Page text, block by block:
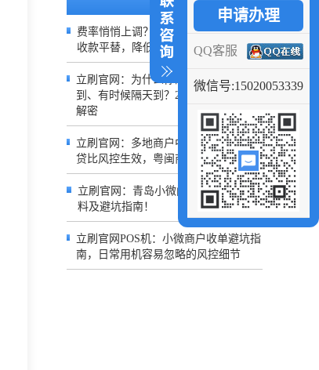
费率悄悄上调？不用继续吃亏，0.38%
收款平替，降低日常经营成本
立刷官网：为什么你的POS有时候秒
到、有时候隔天到？2026到账规则深度
解密
立刷官网：多地商户中招！银盛POS借
贷比风控生效，粤闽商户交易受限
立刷官网：青岛小微门店办理POS机材
料及避坑指南！
立刷官网POS机：小微商户收单避坑指
南，日常用机容易忽略的风控细节
申请办理
QQ客服
微信号:15020053339